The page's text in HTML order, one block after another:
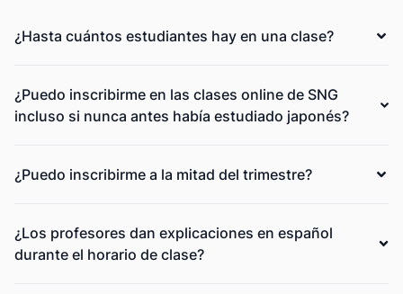
¿Hasta cuántos estudiantes hay en una clase?
¿Puedo inscribirme en las clases online de SNG
incluso si nunca antes había estudiado japonés?
¿Puedo inscribirme a la mitad del trimestre?
¿Los profesores dan explicaciones en español
durante el horario de clase?